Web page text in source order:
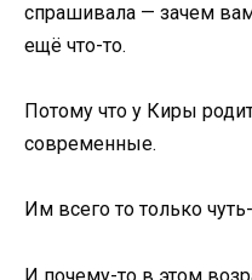
спрашивала — зачем
ещё что-то.
Потому что у Киры
современные.
Им всего то только
И почему-то в этом